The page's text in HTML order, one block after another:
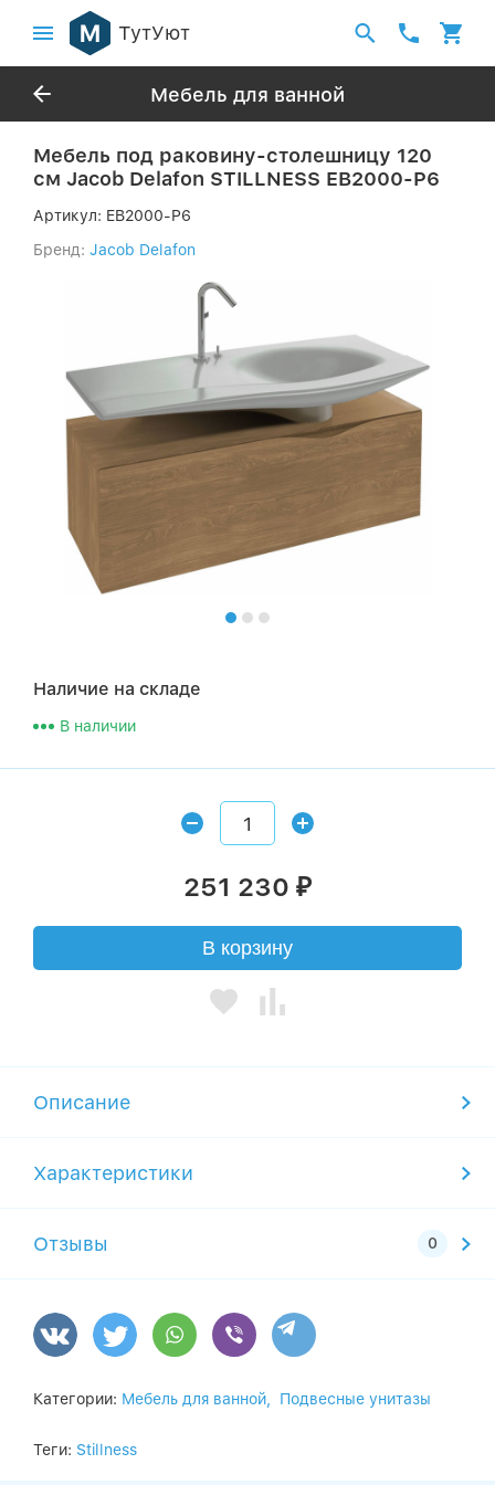
ТутУют
Мебель для ванной
Мебель под раковину-столешницу 120
см Jacob Delafon STILLNESS EB2000-P6
Артикул: EB2000-P6
Бренд: Jacob Delafon
Наличие на складе
В наличии
251 230 ₽
В корзину
Описание
Характеристики
Отзывы
Категории: Мебель для ванной, Подвесные унитазы
Теги: Stillness